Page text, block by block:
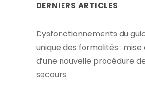
DERNIERS ARTICLES
Dysfonctionnements du
unique des formalités : mise
d’une nouvelle procédure de
secours